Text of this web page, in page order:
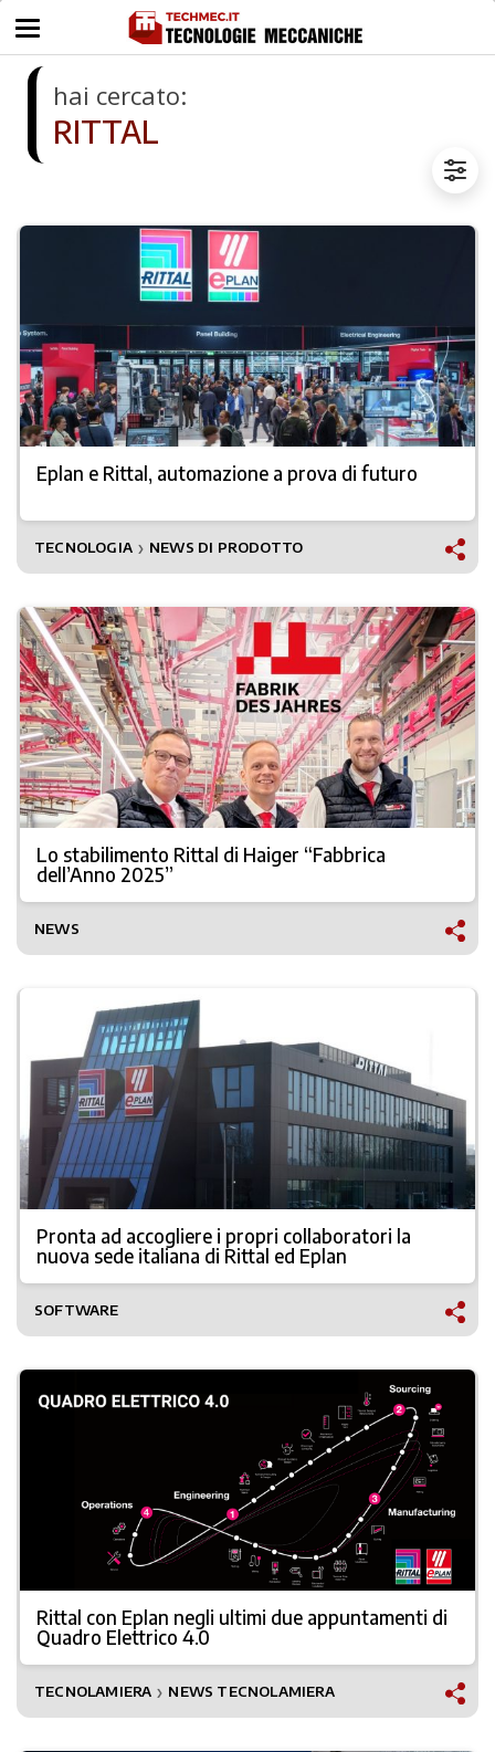
hai cercato:
RITTAL
Eplan e Rittal, automazione a prova di futuro
TECNOLOGIA ❯ NEWS DI PRODOTTO
Lo stabilimento Rittal di Haiger “Fabbrica
dell’Anno 2025”
NEWS
Pronta ad accogliere i propri collaboratori la
nuova sede italiana di Rittal ed Eplan
SOFTWARE
Rittal con Eplan negli ultimi due appuntamenti di
Quadro Elettrico 4.0
TECNOLAMIERA ❯ NEWS TECNOLAMIERA